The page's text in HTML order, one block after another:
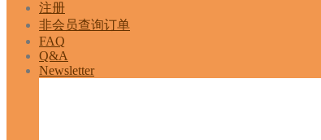
注册
非会员查询订单
FAQ
Q&A
Newsletter